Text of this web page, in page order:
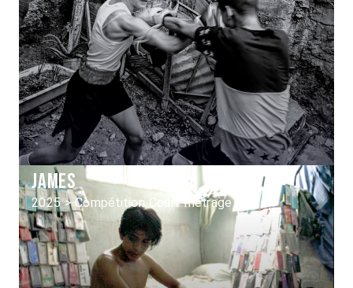
James
2025 > Compétition Court-métrage